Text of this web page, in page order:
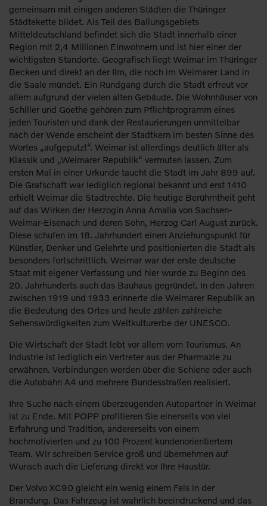
gemeinsam mit einigen anderen Städten die Thüringer
Städtekette bildet. Als Teil des Ballungsgebiets
Mitteldeutschland befindet sich die Stadt innerhalb einer
Region mit 2,4 Millionen Einwohnern und ist hier einer der
wichtigsten Standorte. Geografisch liegt Weimar im Thüringer
Becken und direkt an der Ilm, die noch im Weimarer Land in
die Saale mündet. Ein Rundgang durch die Stadt erfreut vor
allem aufgrund der vielen alten Gebäude. Die Wohnhäuser von
Schiller und Goethe gehören zum Pflichtprogramm eines
jeden Touristen und dank der Restaurierungen unmittelbar
nach der Wende erscheint der Stadtkern im besten Sinne des
Wortes „aufgeputzt“. Weimar ist allerdings deutlich älter als
Klassik und „Weimarer Republik“ vermuten lassen. Zum
ersten Mal in einer Urkunde taucht die Stadt im Jahr 899 auf.
Die Grafschaft war lediglich regional bekannt und erst 1410
erhielt Weimar die Stadtrechte. Die heutige Berühmtheit geht
auf das Wirken der Herzogin Anna Amalia von Sachsen-
Weimar-Eisenach und deren Sohn, Herzog Carl August zurück.
Diese schufen im 18. Jahrhundert einen Anziehungspunkt für
Künstler, Denker und Gelehrte und positionierten die Stadt als
besonders fortschrittlich. Weimar war der erste deutsche
Staat mit eigener Verfassung und hier wurde zu Beginn des
20. Jahrhunderts auch das Bauhaus gegründet. In den Jahren
zwischen 1919 und 1933 erinnerte die Weimarer Republik an
die Bedeutung des Ortes und heute zählen zahlreiche
Sehenswürdigkeiten zum Weltkulturerbe der UNESCO.
Die Wirtschaft der Stadt lebt vor allem vom Tourismus. An
Industrie ist lediglich ein Vertreter aus der Pharmazie zu
erwähnen. Verbindungen werden über die Schiene oder auch
die Autobahn A4 und mehrere Bundesstraßen realisiert.
Ihre Suche nach einem überzeugenden Autopartner in Weimar
ist zu Ende. Mit POPP profitieren Sie einerseits von viel
Erfahrung und Tradition, andererseits von einem
hochmotivierten und zu 100 Prozent kundenorientiertem
Team. Wir schreiben Service groß und übernehmen auf
Wunsch auch die Lieferung direkt vor Ihre Haustür.
Der Volvo XC90 gleicht ein wenig einem Fels in der
Brandung. Das Fahrzeug ist wahrlich beeindruckend und das